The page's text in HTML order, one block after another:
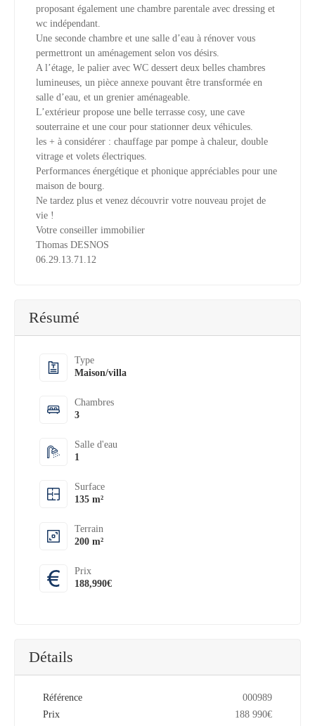
proposant également une chambre parentale avec dressing et
wc indépendant.
Une seconde chambre et une salle d’eau à rénover vous
permettront un aménagement selon vos désirs.
A l’étage, le palier avec WC dessert deux belles chambres
lumineuses, un pièce annexe pouvant être transformée en
salle d’eau, et un grenier aménageable.
L’extérieur propose une belle terrasse cosy, une cave
souterraine et une cour pour stationner deux véhicules.
les + à considérer : chauffage par pompe à chaleur, double
vitrage et volets électriques.
Performances énergétique et phonique appréciables pour une
maison de bourg.
Ne tardez plus et venez découvrir votre nouveau projet de
vie !
Votre conseiller immobilier
Thomas DESNOS
06.29.13.71.12
Résumé
Type
Maison/villa
Chambres
3
Salle d'eau
1
Surface
135 m²
Terrain
200 m²
Prix
188,990€
Détails
Référence
000989
Prix
188 990€